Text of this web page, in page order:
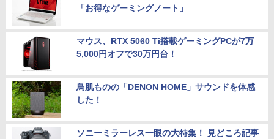
「お得なゲーミングノート」
マウス、RTX 5060 Ti搭載ゲーミングPCが7万
5,000円オフで30万円台！
鳥肌ものの「DENON HOME」サウンドを体感
した！
ソニーミラーレス一眼の大特集！ 見どころ記事